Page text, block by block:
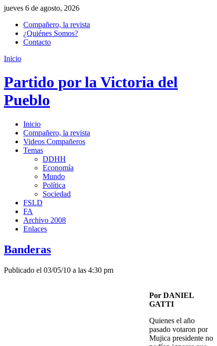
jueves 6 de agosto, 2026
Compañero, la revista
¿Quiénes Somos?
Contacto
Inicio
Partido por la Victoria del
Pueblo
Inicio
Compañero, la revista
Videos Compañeros
Temas
DDHH
Economía
Mundo
Política
Sociedad
FSLD
FA
Archivo 2008
Enlaces
Banderas
Publicado el 03/05/10 a las 4:30 pm
Por DANIEL
GATTI
Quienes el año
pasado votaron por
Mujica presidente no